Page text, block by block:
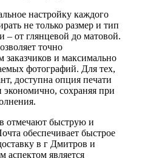
настройку каждого
не только размер и тип
– от глянцевой до матовой.
точно
заказчиков и максимально
фотографий. Для тех,
доступна опция печати
экономично, сохраняя при
отмечают быструю и
обеспечивает быстрое
в г Дмитров и
аспектом является